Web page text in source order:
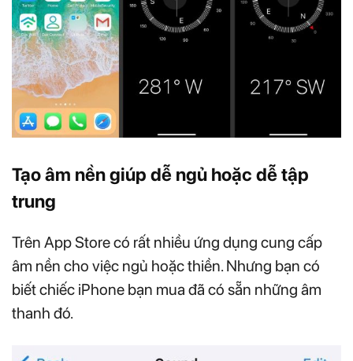
Tạo âm nền giúp dễ ngủ hoặc dễ tập
trung
Trên App Store có rất nhiều ứng dụng cung cấp
âm nền cho việc ngủ hoặc thiền. Nhưng bạn có
biết chiếc iPhone bạn mua đã có sẵn những âm
thanh đó.